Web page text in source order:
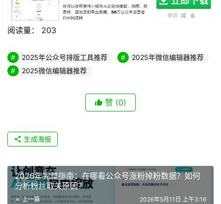
阅读量： 203
2025年公众号排版工具推荐
2025年微信编辑器推荐
2025微信编辑器推荐
赞 (0)
生成海报
2026年完整指南：在哪看公众号涨粉掉粉数据？如何
分析粉丝取关原因？
上一篇 2026年5月11日 上午3:16